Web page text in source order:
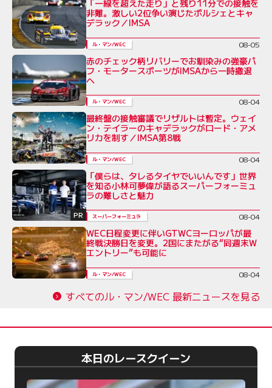
「一線を超えた走り」と残り11分での接触を
非難。激しい2位争い演じたポルシェとキャ
デラック／IMSA
ル・マン/WEC 08-05
赤のチェック柄リバリーでお馴染みの強豪パ
フ・モータースポーツがIMSAから一時撤退
へ
ル・マン/WEC 08-04
最終盤の接触審議でリザルトは暫定。ウェイ
ン・テイラーのキャデラックがロード・アメ
リカを制す／IMSA第8戦
ル・マン/WEC 08-04
PR
「僕らは、タレるタイヤでいいんです」世界
を知る小林可夢偉が語るスーパーフォーミュ
ラの難しさと魅力
スーパーフォーミュラ 08-04
WEC日程変更に伴いGTWCヨーロッパが最
終戦決勝日を変更。2国にまたがる“同週末W
エントリー”も可能に
ル・マン/WEC 08-04
すべてのル・マン/WEC 最新ニュースを見る
本日のレースクイーン